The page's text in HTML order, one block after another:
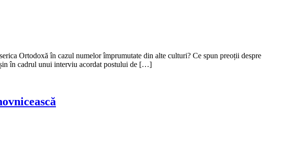
Ortodoxă în cazul numelor împrumutate din alte culturi? Ce spun preoții despre
în cadrul unui interviu acordat postului de […]